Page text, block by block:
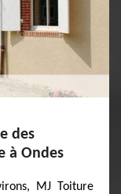
des
à Ondes
MJ Toiture